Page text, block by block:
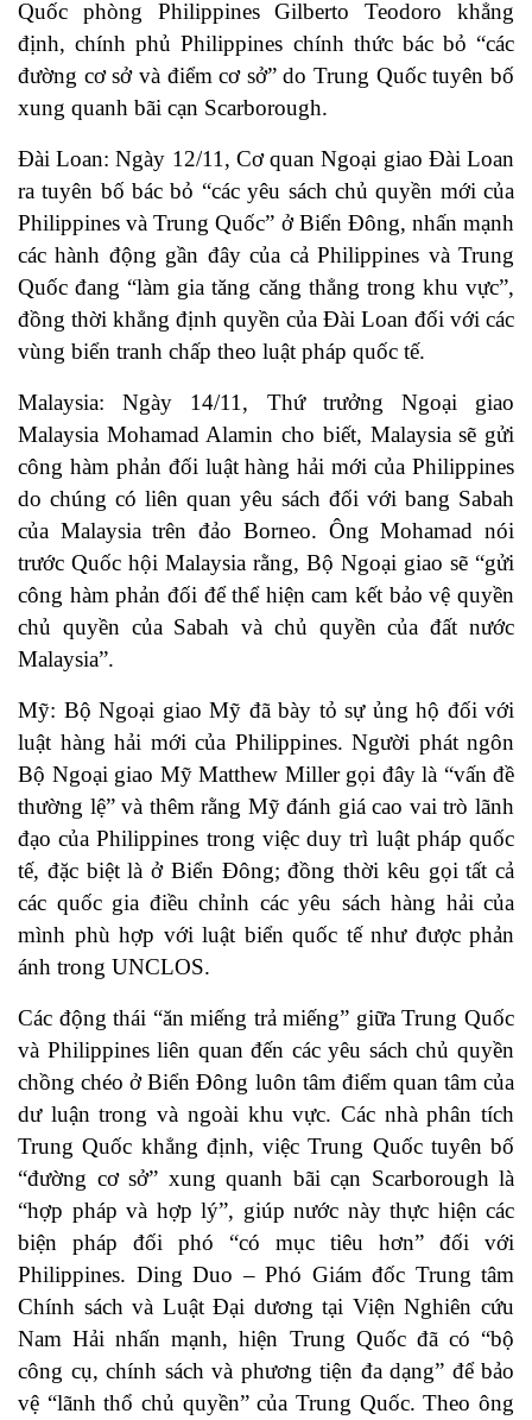
Quốc phòng Philippines Gilberto Teodoro khẳng
định, chính phủ Philippines chính thức bác bỏ “các
đường cơ sở và điểm cơ sở” do Trung Quốc tuyên bố
xung quanh bãi cạn Scarborough.
Đài Loan: Ngày 12/11, Cơ quan Ngoại giao Đài Loan
ra tuyên bố bác bỏ “các yêu sách chủ quyền mới của
Philippines và Trung Quốc” ở Biển Đông, nhấn mạnh
các hành động gần đây của cả Philippines và Trung
Quốc đang “làm gia tăng căng thẳng trong khu vực”,
đồng thời khẳng định quyền của Đài Loan đối với các
vùng biển tranh chấp theo luật pháp quốc tế.
Malaysia: Ngày 14/11, Thứ trưởng Ngoại giao
Malaysia Mohamad Alamin cho biết, Malaysia sẽ gửi
công hàm phản đối luật hàng hải mới của Philippines
do chúng có liên quan yêu sách đối với bang Sabah
của Malaysia trên đảo Borneo. Ông Mohamad nói
trước Quốc hội Malaysia rằng, Bộ Ngoại giao sẽ “gửi
công hàm phản đối để thể hiện cam kết bảo vệ quyền
chủ quyền của Sabah và chủ quyền của đất nước
Malaysia”.
Mỹ: Bộ Ngoại giao Mỹ đã bày tỏ sự ủng hộ đối với
luật hàng hải mới của Philippines. Người phát ngôn
Bộ Ngoại giao Mỹ Matthew Miller gọi đây là “vấn đề
thường lệ” và thêm rằng Mỹ đánh giá cao vai trò lãnh
đạo của Philippines trong việc duy trì luật pháp quốc
tế, đặc biệt là ở Biển Đông; đồng thời kêu gọi tất cả
các quốc gia điều chỉnh các yêu sách hàng hải của
mình phù hợp với luật biển quốc tế như được phản
ánh trong UNCLOS.
Các động thái “ăn miếng trả miếng” giữa Trung Quốc
và Philippines liên quan đến các yêu sách chủ quyền
chồng chéo ở Biển Đông luôn tâm điểm quan tâm của
dư luận trong và ngoài khu vực. Các nhà phân tích
Trung Quốc khẳng định, việc Trung Quốc tuyên bố
“đường cơ sở” xung quanh bãi cạn Scarborough là
“hợp pháp và hợp lý”, giúp nước này thực hiện các
biện pháp đối phó “có mục tiêu hơn” đối với
Philippines. Ding Duo – Phó Giám đốc Trung tâm
Chính sách và Luật Đại dương tại Viện Nghiên cứu
Nam Hải nhấn mạnh, hiện Trung Quốc đã có “bộ
công cụ, chính sách và phương tiện đa dạng” để bảo
vệ “lãnh thổ chủ quyền” của Trung Quốc. Theo ông